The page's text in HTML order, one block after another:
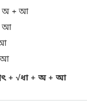
অ + আ
আ
আ
+ √ধা + অ + আ